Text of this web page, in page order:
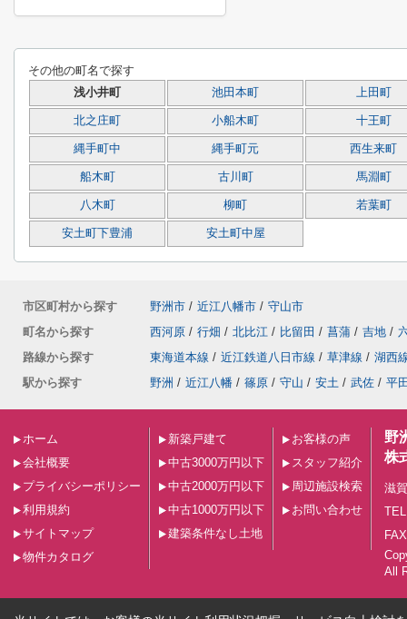
その他の町名で探す
浅小井町 池田本町 上田町
北之庄町 小船木町 十王町
縄手町中 縄手町元 西生来町
船木町 古川町 馬淵町
八木町 柳町 若葉町
安土町下豊浦 安土町中屋
市区町村から探す 野洲市 / 近江八幡市 / 守山市
町名から探す
西河原 / 行畑 / 北比江 / 比留田 / 菖蒲 / 吉地 /
路線から探す
東海道本線 / 近江鉄道八日市線 / 草津線 / 湖西
駅から探す
野洲 / 近江八幡 / 篠原 / 守山 / 安土 / 武佐 / 平
ホーム
会社概要
プライバシーポリシー
利用規約
サイトマップ
物件カタログ
新築戸建て
中古3000万円以下
中古2000万円以下
中古1000万円以下
建築条件なし土地
お客様の声
スタッフ紹介
周辺施設検索
お問い合わせ
野
株
滋
All